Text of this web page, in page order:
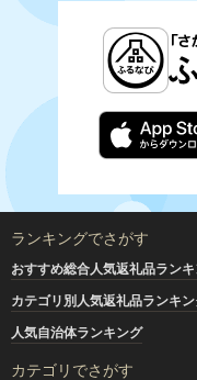
ランキングでさがす
おすすめ総合人気返礼品ラン
カテゴリ別人気返礼品ランキ
人気自治体ランキング
カテゴリでさがす